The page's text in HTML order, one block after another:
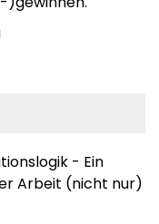
- Ein
Arbeit (nicht nur)